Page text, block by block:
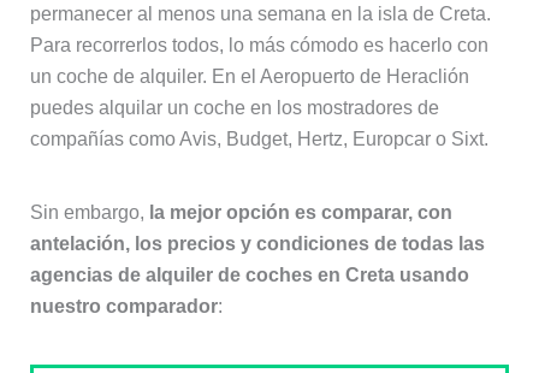
permanecer al menos una semana en la isla de Creta.
Para recorrerlos todos, lo más cómodo es hacerlo con
un coche de alquiler. En el Aeropuerto de Heraclión
puedes alquilar un coche en los mostradores de
compañías como Avis, Budget, Hertz, Europcar o Sixt.
Sin embargo, la mejor opción es comparar, con
antelación, los precios y condiciones de todas las
agencias de alquiler de coches en Creta usando
nuestro comparador: